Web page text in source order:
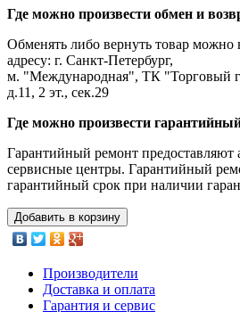
Где можно произвести обмен и
Обменять либо вернуть товар
адресу: г. Санкт-Петербург,
м. "Международная", ТК "Торговый
д.11, 2 эт., сек.29
Где можно произвести
Гарантийный ремонт предоставляют
сервисные центры. Гарантийный
гарантийный срок при наличии
Добавить в корзину
Производители
Доставка и оплата
Гарантия и сервис